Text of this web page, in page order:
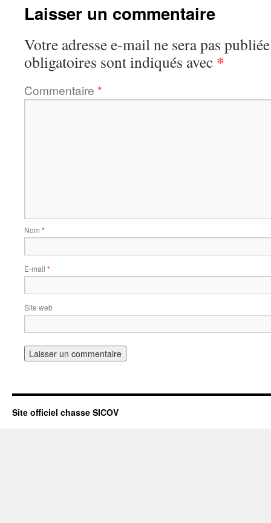
Laisser un commentaire
Votre adresse e-mail ne sera pas
obligatoires sont indiqués avec *
Commentaire *
Nom *
E-mail *
Site web
Site officiel chasse SICOV